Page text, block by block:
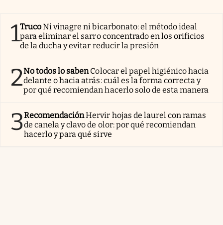
1TrucoNi vinagre ni bicarbonato: el método ideal
para eliminar el sarro concentrado en los orificios
de la ducha y evitar reducir la presión
2No todos lo sabenColocar el papel higiénico hacia
delante o hacia atrás: cuál es la forma correcta y
por qué recomiendan hacerlo solo de esta manera
3RecomendaciónHervir hojas de laurel con ramas
de canela y clavo de olor: por qué recomiendan
hacerlo y para qué sirve